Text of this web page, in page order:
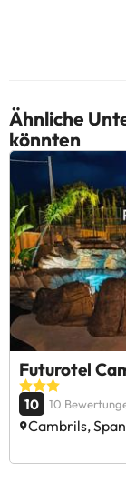
Ähnliche
könnten
Futurotel
10 10
Cambrils,